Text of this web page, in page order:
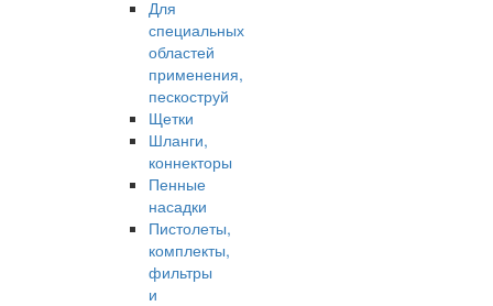
Для
специальных
областей
применения,
пескоструй
Щетки
Шланги,
коннекторы
Пенные
насадки
Пистолеты,
комплекты,
фильтры
и